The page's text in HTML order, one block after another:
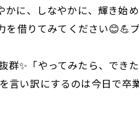
に、しなやかに、輝き始
を借りてみてください
✨「やってみたら、でき
い訳にするのは今日で卒